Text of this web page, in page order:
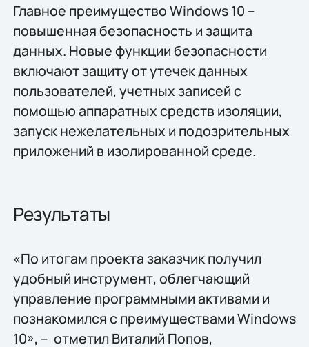
Главное преимущество Windows 10 –
повышенная безопасность и защита
данных. Новые функции безопасности
включают защиту от утечек данных
пользователей, учетных записей с
помощью аппаратных средств изоляции,
запуск нежелательных и подозрительных
приложений в изолированной среде.
Результаты
«По итогам проекта заказчик получил
удобный инструмент, облегчающий
управление программными активами и
познакомился с преимуществами Windows
10», – отметил Виталий Попов,